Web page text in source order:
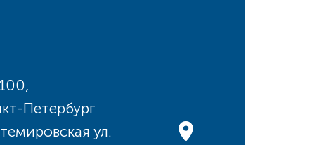
Петербург
ул.